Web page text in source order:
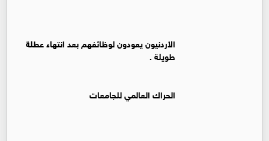
الأردنيون يعودون لوظائفهم بعد انتهاء عطلة
طويلة .
الحراك العالمي للجامعات